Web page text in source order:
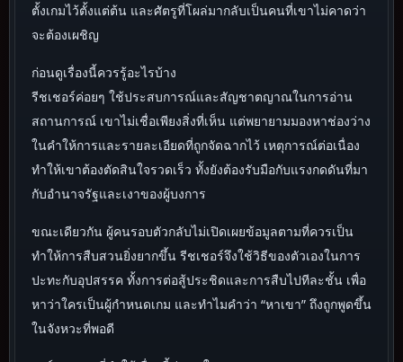
ตั้งเกมไว้ตั้งแต่ต้น และศัตรูที่โผล่มากลับเป็นคนที่เขาไม่คาดว่า
จะต้องเผชิญ
ก่อนดูเรื่องนี้ควรรู้อะไรบ้าง
รีชเชอร์ค่อยๆ ใช้ประสบการณ์และสัญชาตญาณในการอ่าน
สถานการณ์ เขาไม่เชื่อเพียงสิ่งที่เห็น แต่พยายามมองหาช่องว่าง
ในคำให้การและรายละเอียดที่ถูกจัดฉากไว้ เหตุการณ์ต่อเนื่อง
ทำให้เขาต้องตัดสินใจรวดเร็ว ทั้งยังต้องรับมือกับแรงกดดันที่มา
กับอำนาจรัฐและเงาของผู้บงการ
ขณะเดียวกัน ผู้คนรอบตัวกลับไม่เปิดเผยข้อมูลตามที่ควรเป็น
ทำให้การสืบสวนยิ่งยากขึ้น รีชเชอร์จึงใช้วิธีของตัวเองในการ
ปะทะกับอุปสรรค ทั้งการต่อสู้ประชิดและการสืบไปทีละชั้น เพื่อ
หาว่าใครเป็นผู้กำหนดเกม และทำไมคำว่า “หาเขา” ถึงถูกพูดขึ้น
ในจังหวะที่พอดี